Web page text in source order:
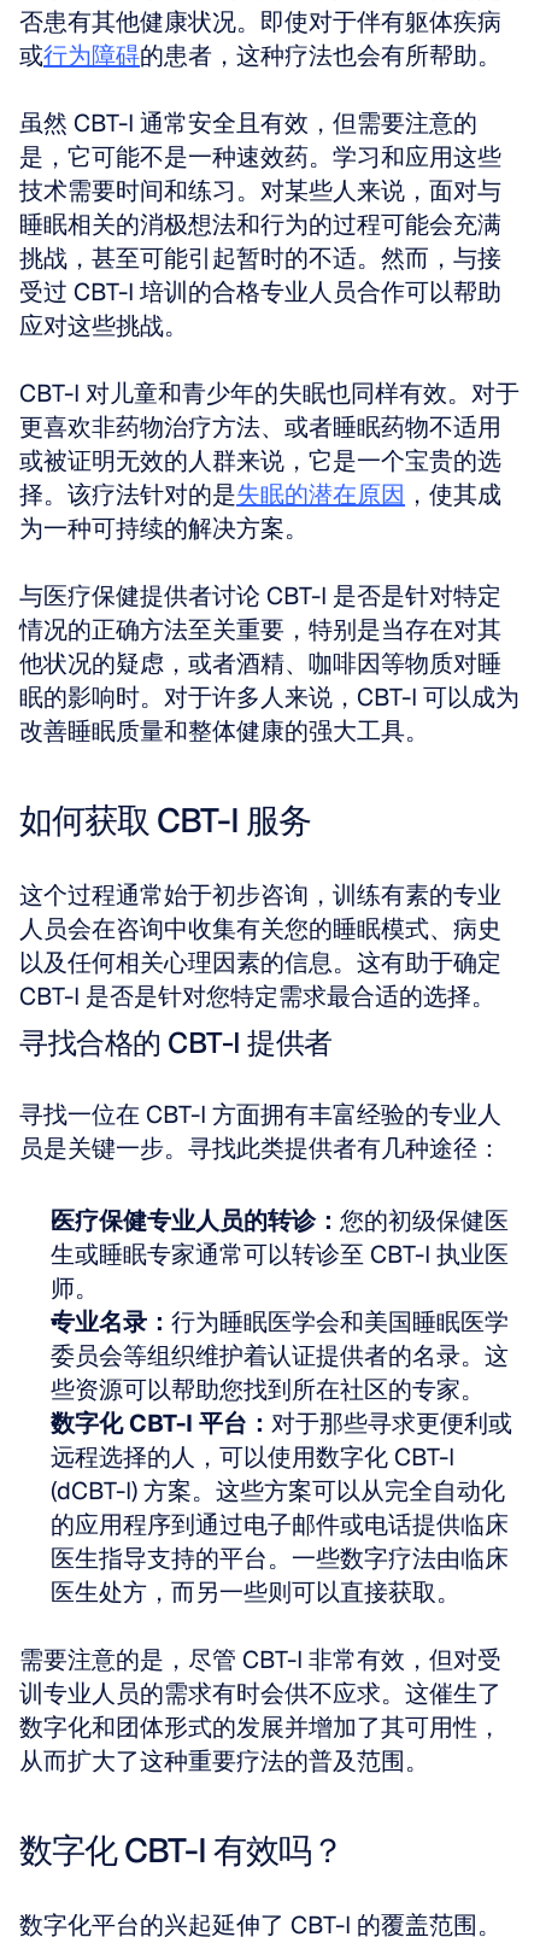
否患有其他健康状况。即使对于伴有躯体疾病
或行为障碍的患者，这种疗法也会有所帮助。
虽然 CBT-I 通常安全且有效，但需要注意的
是，它可能不是一种速效药。学习和应用这些
技术需要时间和练习。对某些人来说，面对与
睡眠相关的消极想法和行为的过程可能会充满
挑战，甚至可能引起暂时的不适。然而，与接
受过 CBT-I 培训的合格专业人员合作可以帮助
应对这些挑战。
CBT-I 对儿童和青少年的失眠也同样有效。对于
更喜欢非药物治疗方法、或者睡眠药物不适用
或被证明无效的人群来说，它是一个宝贵的选
择。该疗法针对的是失眠的潜在原因 ，使其成
为一种可持续的解决方案。
与医疗保健提供者讨论 CBT-I 是否是针对特定
情况的正确方法至关重要，特别是当存在对其
他状况的疑虑，或者酒精、咖啡因等物质对睡
眠的影响时。对于许多人来说，CBT-I 可以成为
改善睡眠质量和整体健康的强大工具。
如何获取 CBT-I 服务
这个过程通常始于初步咨询，训练有素的专业
人员会在咨询中收集有关您的睡眠模式、病史
以及任何相关心理因素的信息。这有助于确定
CBT-I 是否是针对您特定需求最合适的选择。
寻找合格的 CBT-I 提供者
寻找一位在 CBT-I 方面拥有丰富经验的专业人
员是关键一步。寻找此类提供者有几种途径：
医疗保健专业人员的转诊： 您的初级保健医
生或睡眠专家通常可以转诊至 CBT-I 执业医
师。
专业名录： 行为睡眠医学会和美国睡眠医学
委员会等组织维护着认证提供者的名录。这
些资源可以帮助您找到所在社区的专家。
数字化 CBT-I 平台： 对于那些寻求更便利或
远程选择的人，可以使用数字化 CBT-I
(dCBT-I) 方案。这些方案可以从完全自动化
的应用程序到通过电子邮件或电话提供临床
医生指导支持的平台。一些数字疗法由临床
医生处方，而另一些则可以直接获取。
需要注意的是，尽管 CBT-I 非常有效，但对受
训专业人员的需求有时会供不应求。这催生了
数字化和团体形式的发展并增加了其可用性，
从而扩大了这种重要疗法的普及范围。
数字化 CBT-I 有效吗？
数字化平台的兴起延伸了 CBT-I 的覆盖范围。